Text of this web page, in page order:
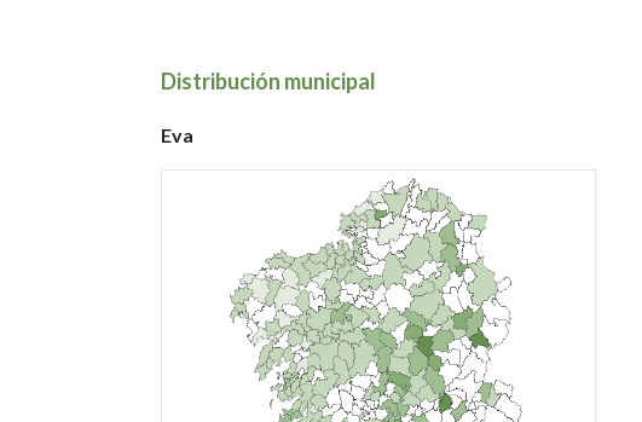
Distribución municipal
Eva